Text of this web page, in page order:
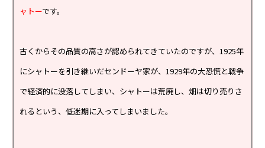
ャトーです。
古くからその品質の高さが認められてきていたのですが、1925年
にシャトーを引き継いだセンドーヤ家が、1929年の大恐慌と戦争
で経済的に没落してしまい、シャトーは荒廃し、畑は切り売りさ
れるという、低迷期に入ってしまいました。